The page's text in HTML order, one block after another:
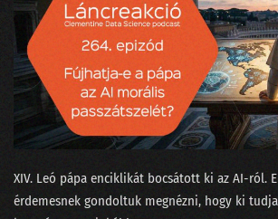
193 - 2025: Csókolom, AGI van?
192 - 2024 a meglódulás és
191 - Az újgenerációs adattudós
189 - Pulzusvarianciával a
XIV. Leó pápa enciklikát bocsátott ki⁠⁠ az AI-ról.
érdemesnek gondoltuk megnézni, hogy ki